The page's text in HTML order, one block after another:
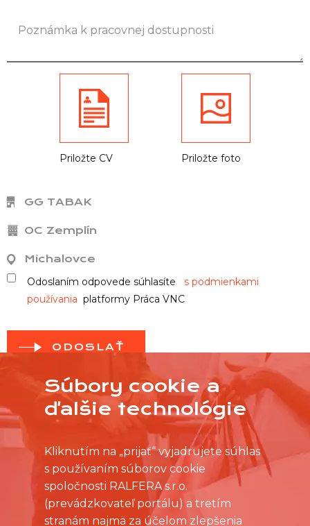
Priložte CV Priložte foto
GG TABAK
OC Zemplín
Michalovce
Odoslaním odpovede súhlasíte s podmienkami
používania platformy Práca VNC
ODOSLAŤ
Súbory cookie a
ďalšie technológie
Kliknutím na „prijať“ vyjadrujete súhlas
s používaním súborov cookie
spoločnosti RALFERA s.r.o.
(prevádzkovateľ portálu) a tretím
stranám najmä za účelom zlepšenia